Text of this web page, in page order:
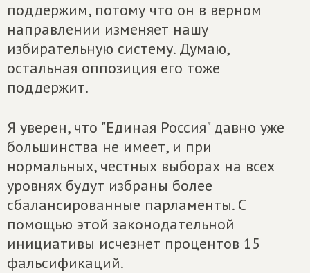
поддержим, потому что он в верном
направлении изменяет нашу
избирательную систему. Думаю,
остальная оппозиция его тоже
поддержит.
Я уверен, что "Единая Россия" давно уже
большинства не имеет, и при
нормальных, честных выборах на всех
уровнях будут избраны более
сбалансированные парламенты. С
помощью этой законодательной
инициативы исчезнет процентов 15
фальсификаций.